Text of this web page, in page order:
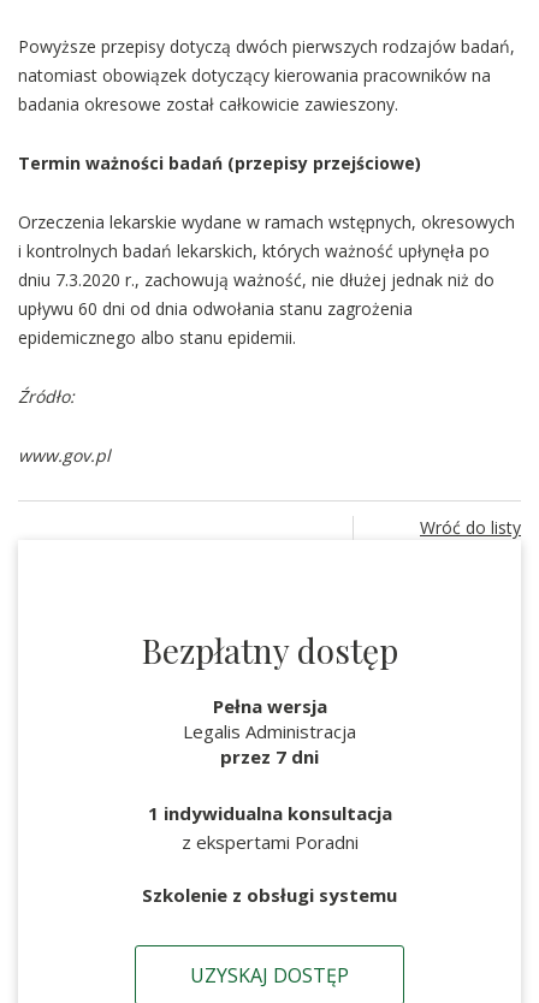
Powyższe przepisy dotyczą dwóch pierwszych rodzajów badań,
natomiast obowiązek dotyczący kierowania pracowników na
badania okresowe został całkowicie zawieszony.
Termin ważności badań (przepisy przejściowe)
Orzeczenia lekarskie wydane w ramach wstępnych, okresowych
i kontrolnych badań lekarskich, których ważność upłynęła po
dniu 7.3.2020 r., zachowują ważność, nie dłużej jednak niż do
upływu 60 dni od dnia odwołania stanu zagrożenia
epidemicznego albo stanu epidemii.
Źródło:
www.gov.pl
Wróć do listy
Bezpłatny dostęp
Pełna wersja
Legalis Administracja
przez 7 dni
1 indywidualna konsultacja
z ekspertami Poradni
Szkolenie z obsługi systemu
UZYSKAJ DOSTĘP